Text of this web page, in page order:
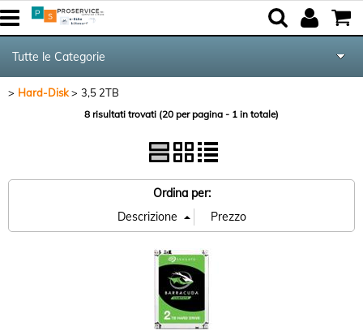
Tutte le Categorie
Componenti
Networking & Com.
Hard-Disk 3,5 2TB
8 risultati trovati (20 per pagina - 1 in totale)
Ordina per: